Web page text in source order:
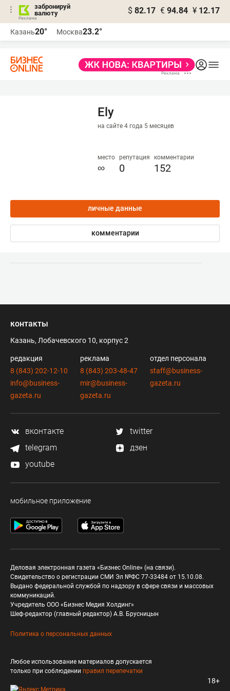
забронируй
валюту
$ 82.17 € 94.84 ¥ 12.17
Казань20° Москва23.2°
Ely
на сайте 4 года 5 месяцев
место
∞
репутация
0
комментарии
152
личные данные
комментарии
контакты
Казань, Лобачевского 10, корпус 2
редакция
8 (843) 202-12-10
info@business-
gazeta.ru
реклама
8 (843) 203-48-47
mir@business-
gazeta.ru
отдел персонала
staff@business-
gazeta.ru
вконтакте
twitter
telegram
дзен
youtube
мобильное приложение
Деловая электронная газета «Бизнес Online» (на связи).
Свидетельство о регистрации СМИ Эл №ФС 77-33484 от 15.10.08.
Выдано федеральной службой по надзору в сфере связи и массовых
коммуникаций.
Учредитель ООО «Бизнес Медия Холдинг»
Шеф-редактор (главный редактор) А.В. Брусницын
Политика о персональных данных
Любое использование материалов допускается
только при соблюдении правил перепечатки
18+